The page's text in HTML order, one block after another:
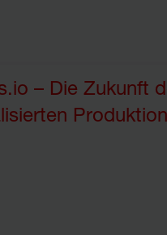
– Die Zukunft
Produktion